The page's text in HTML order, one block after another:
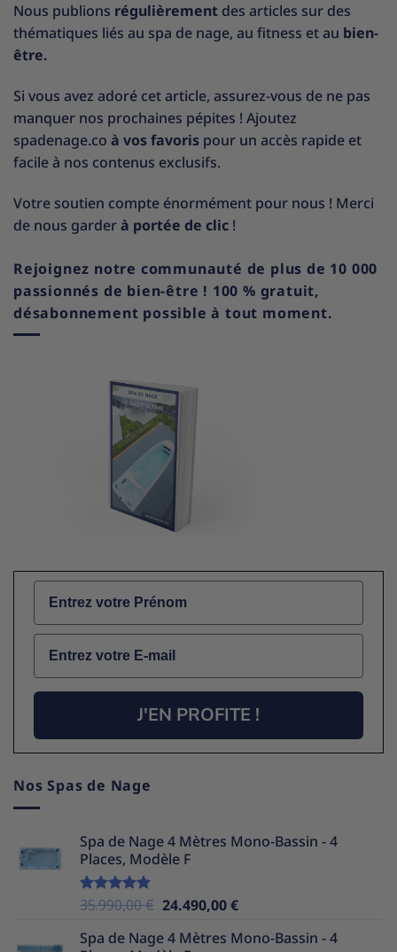
Nous publions régulièrement des articles sur des
thématiques liés au spa de nage, au fitness et au bien-
être.
Si vous avez adoré cet article, assurez-vous de ne pas
manquer nos prochaines pépites ! Ajoutez
spadenage.co à vos favoris pour un accès rapide et
facile à nos contenus exclusifs.
Votre soutien compte énormément pour nous ! Merci
de nous garderà portée de clic !
Rejoignez notre communauté de plus de 10 000
passionnés de bien-être ! 100 % gratuit,
désabonnement possible à tout moment.
Name
Email
J'EN PROFITE !
Nos Spas de Nage
Spa de Nage 4 Mètres Mono-Bassin - 4
Places, Modèle F
Note5.00
35.990,00€ Le
initial
24.490,00€Le
actuel
Spa de Nage 4 Mètres Mono-Bassin - 4